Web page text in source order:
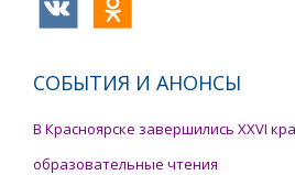
СОБЫТИЯ И АНОНСЫ
В Красноярске завершились XXVI
образовательные чтения